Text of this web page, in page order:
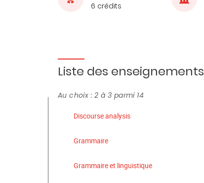
6 crédits
Liste des enseignements
Au choix : 2 à 3 parmi 14
Discourse analysis
Grammaire
Grammaire et linguistique